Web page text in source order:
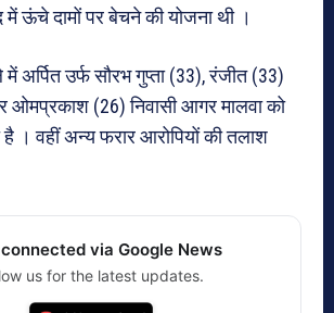
में ऊंचे दामों पर बेचने की योजना थी ।
अर्पित उर्फ सौरभ गुप्ता (33), रंजीत (33)
ओमप्रकाश (26) निवासी आगर मालवा को
है । वहीं अन्य फरार आरोपियों की तलाश
via Google News
us for the latest updates.